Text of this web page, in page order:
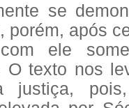
se
porém, após
ele
O texto nos
justiça,